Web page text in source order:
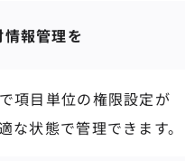
報管理を
項目単位の権限設定が
状態で管理できます。